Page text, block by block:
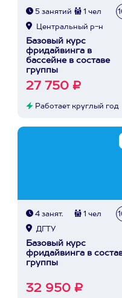
5 занятий 1 чел
Центральный р-н
Базовый курс
фридайвинга в
бассейне в составе
группы
27 750 ₽
Работает круглый год
4 занят. 1 чел
ДГТУ
Базовый курс
фридайвинга в
группы
32 950 ₽